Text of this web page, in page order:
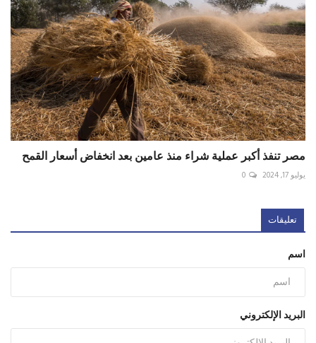
مصر تنفذ أكبر عملية شراء منذ عامين بعد انخفاض أسعار القمح
يوليو 17, 2024 0
تعليقات
اسم
البريد الإلكتروني